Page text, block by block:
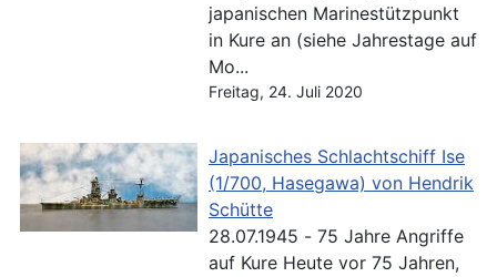
japanischen Marinestützpunkt
in Kure an (siehe Jahrestage auf
Mo...
Freitag, 24. Juli 2020
Japanisches Schlachtschiff Ise
(1/700, Hasegawa) von Hendrik
Schütte
28.07.1945 - 75 Jahre Angriffe
auf Kure Heute vor 75 Jahren,